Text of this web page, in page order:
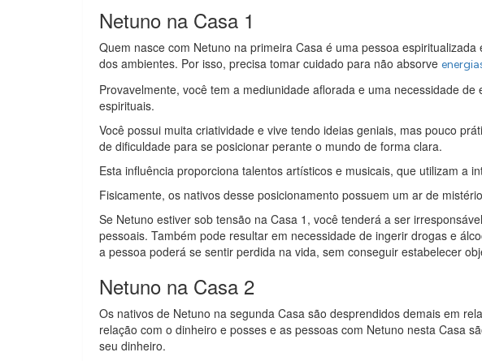
Netuno na Casa 1
Quem nasce com Netuno na primeira Casa é uma pessoa
dos ambientes. Por isso, precisa tomar cuidado para não absorve
Provavelmente, você tem a mediunidade aflorada e uma necessidade
espirituais.
Você possui muita criatividade e vive tendo ideias geniais, mas pouco
de dificuldade para se posicionar perante o mundo de forma clara.
Esta influência proporciona talentos artísticos e musicais, que utilizam a
Fisicamente, os nativos desse posicionamento possuem um ar de
Se Netuno estiver sob tensão na Casa 1, você tenderá a ser
pessoais. Também pode resultar em necessidade de ingerir drogas e
a pessoa poderá se sentir perdida na vida, sem conseguir estabelecer
Netuno na Casa 2
Os nativos de Netuno na segunda Casa são desprendidos demais em
relação com o dinheiro e posses e as pessoas com Netuno nesta Casa
seu dinheiro.